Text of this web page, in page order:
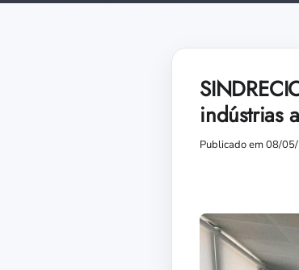
indústrias
Publicado em 08/